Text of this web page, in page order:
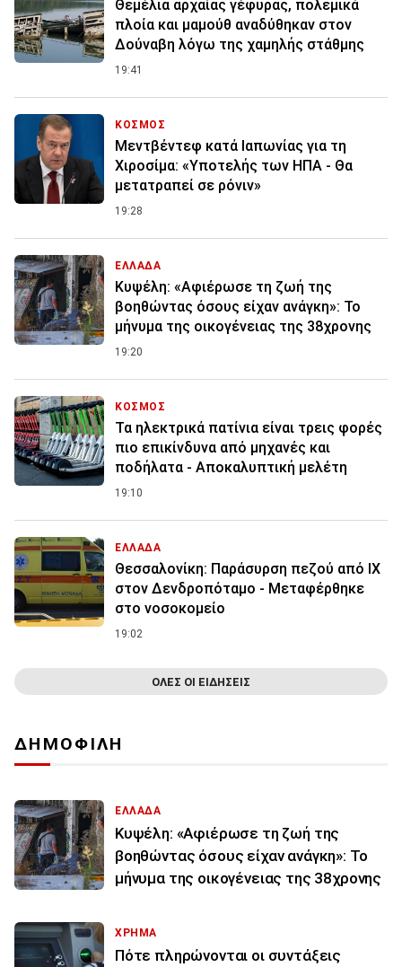
Θεμέλια αρχαίας γέφυρας, πολεμικά
πλοία και μαμούθ αναδύθηκαν στον
Δούναβη λόγω της χαμηλής στάθμης
19:41
ΚΟΣΜΟΣ
Μεντβέντεφ κατά Ιαπωνίας για τη
Χιροσίμα: «Υποτελής των ΗΠΑ - Θα
μετατραπεί σε ρόνιν»
19:28
ΕΛΛΑΔΑ
Κυψέλη: «Αφιέρωσε τη ζωή της
βοηθώντας όσους είχαν ανάγκη»: Το
μήνυμα της οικογένειας της 38χρονης
19:20
ΚΟΣΜΟΣ
Τα ηλεκτρικά πατίνια είναι τρεις φορές
πιο επικίνδυνα από μηχανές και
ποδήλατα - Αποκαλυπτική μελέτη
19:10
ΕΛΛΑΔΑ
Θεσσαλονίκη: Παράσυρση πεζού από ΙΧ
στον Δενδροπόταμο - Μεταφέρθηκε
στο νοσοκομείο
19:02
ΟΛΕΣ ΟΙ ΕΙΔΗΣΕΙΣ
ΔΗΜΟΦΙΛΗ
ΕΛΛΑΔΑ
Κυψέλη: «Αφιέρωσε τη ζωή της
βοηθώντας όσους είχαν ανάγκη»: Το
μήνυμα της οικογένειας της 38χρονης
ΧΡΗΜΑ
Πότε πληρώνονται οι συντάξεις